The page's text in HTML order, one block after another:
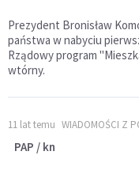
Prezydent Bronisław
państwa w nabyciu
Rządowy program
wtórny.
11 lat temu WIADOMOŚCI Z
PAP / kn